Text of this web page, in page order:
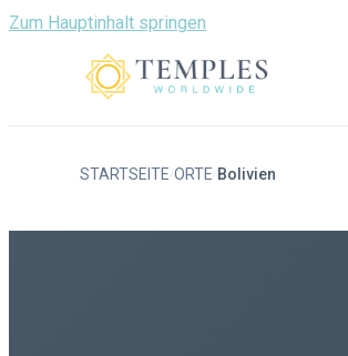
Zum Hauptinhalt springen
STARTSEITE ORTE Bolivien